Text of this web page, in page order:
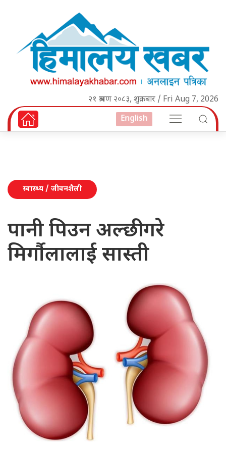
२१ श्रावण २०८३, शुक्रबार / Fri Aug 7, 2026
English
स्वास्थ्य / जीवनशैली
पानी पिउन अल्छी गरे
मिर्गौलालाई सास्ती